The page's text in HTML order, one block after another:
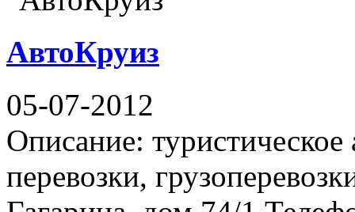
АвтоКруиз
05-07-2012
Описание: туристическое
перевозки,